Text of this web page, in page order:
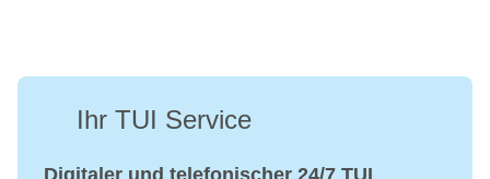
Ihr TUI Service